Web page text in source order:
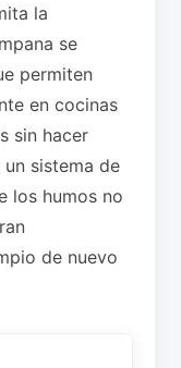
la
se
permiten
en cocinas
sin hacer
sistema de
los humos no
de nuevo